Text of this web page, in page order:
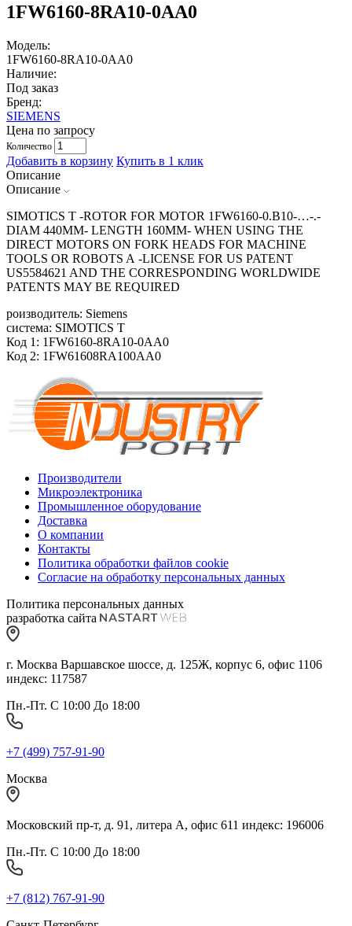
1FW6160-8RA10-0AA0
Модель:
1FW6160-8RA10-0AA0
Наличие:
Под заказ
Бренд:
SIEMENS
Цена по запросу
Количество
Добавить в корзину Купить в 1 клик
Описание
Описание
SIMOTICS T -ROTOR FOR MOTOR 1FW6160-0.B10-…-.-
DIAM 440MM- LENGTH 160MM- WHEN USING THE
DIRECT MOTORS ON FORK HEADS FOR MACHINE
TOOLS OR ROBOTS A -LICENSE FOR US PATENT
US5584621 AND THE CORRESPONDING WORLDWIDE
PATENTS MAY BE REQUIRED
роизводитель: Siemens
система: SIMOTICS T
Код 1: 1FW6160-8RA10-0AA0
Код 2: 1FW61608RA100AA0
Производители
Микроэлектроника
Промышленное оборудование
Доставка
О компании
Контакты
Политика обработки файлов cookie
Согласие на обработку персональных данных
Политика персональных данных
разработка сайта
г. Москва Варшавское шоссе, д. 125Ж, корпус 6, офис 1106
индекс: 117587
Пн.-Пт. С 10:00 До 18:00
+7 (499) 757-91-90
Москва
Московский пр-т, д. 91, литера А, офис 611 индекс: 196006
Пн.-Пт. С 10:00 До 18:00
+7 (812) 767-91-90